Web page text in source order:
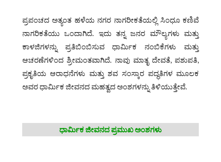
ಪ್ರಪಂಚದ ಅತ್ಯಂತ ಹಳೆಯ ನಗರ ನಾಗರೀಕತೆಯಲ್ಲಿ ಸಿಂಧೂ ಕಣಿವೆ
ನಾಗರಿಕತೆಯು ಒಂದಾಗಿದೆ. ಇದು ತನ್ನ ಜನರ ಮೌಲ್ಯಗಳು ಮತ್ತು
ಕಾಳಜಿಗಳನ್ನು ಪ್ರತಿಬಿಂಬಿಸುವ ಧಾರ್ಮಿಕ ನಂಬಿಕೆಗಳು ಮತ್ತು
ಆಚರಣೆಗಳಿಂದ ಶ್ರೀಮಂತವಾಗಿದೆ. ನಾವು ಮಾತೃ ದೇವತೆ, ಪಶುಪತಿ,
ಪ್ರಕೃತಿಯ ಆರಾಧನೆಗಳು ಮತ್ತು ಶವ ಸಂಸ್ಕಾರ ಪದ್ಧತಿಗಳ ಮೂಲಕ
ಅವರ ಧಾರ್ಮಿಕ ಜೀವನದ ಮಹತ್ವದ ಅಂಶಗಳನ್ನು ತಿಳಿಯುತ್ತೇವೆ.
ಧಾರ್ಮಿಕ ಜೀವನದ ಪ್ರಮುಖ ಅಂಶಗಳು